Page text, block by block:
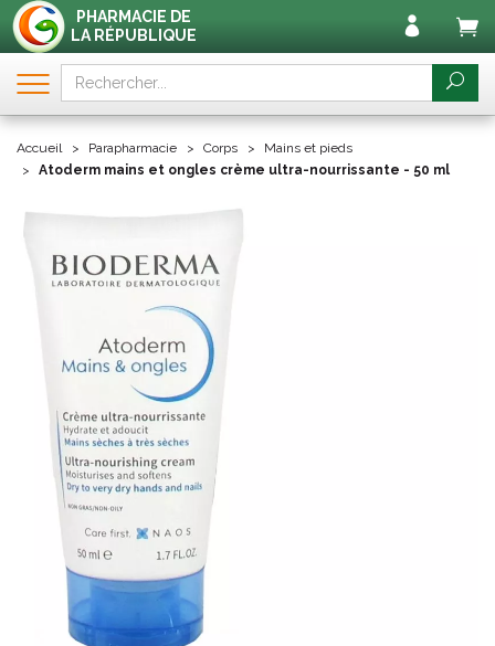
PHARMACIE DE
LA RÉPUBLIQUE
Accueil Parapharmacie Corps
Mains et pieds
Atoderm mains et ongles crème ultra-nourrissante - 50 ml